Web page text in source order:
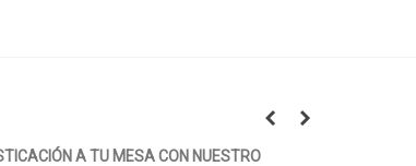
A TU MESA CON NUESTRO